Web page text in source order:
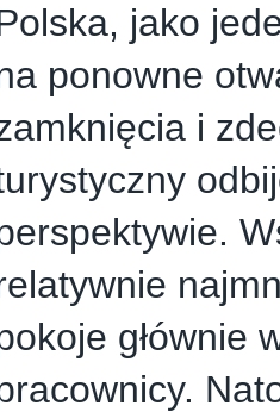
jako
ponowne
i
głównie